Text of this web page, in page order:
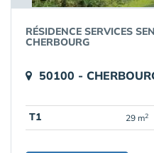
RÉSIDENCE SERVICES
CHERBOURG
50100 -
T1 29 m2